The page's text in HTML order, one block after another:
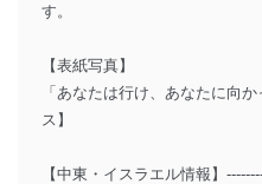
す。
【表紙写真】
「あなたは行け、あなたに向
ス】
【中東・イスラエル情報】